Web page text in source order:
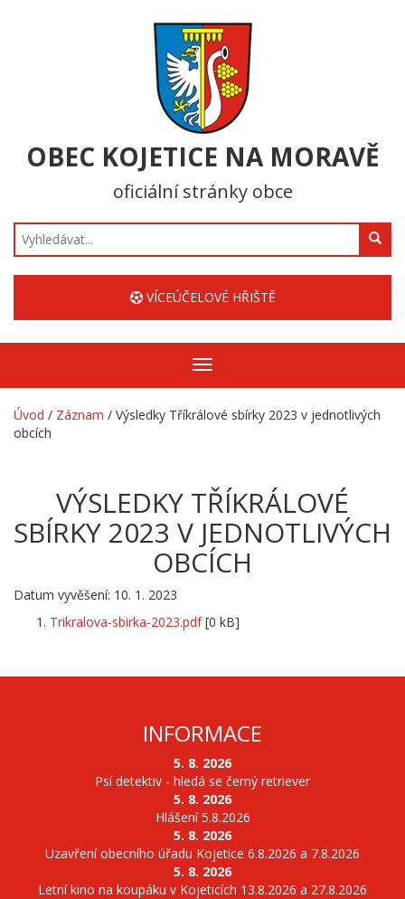
OBEC KOJETICE NA MORAVĚ
oficiální stránky obce
Hledat
VÍCEÚČELOVÉ HŘIŠTĚ
Zobrazit/skrýt
navigaci
Úvod / Záznam / Výsledky Tříkrálové sbírky 2023 v jednotlivých
obcích
VÝSLEDKY TŘÍKRÁLOVÉ
SBÍRKY 2023 V JEDNOTLIVÝCH
OBCÍCH
Datum vyvěšení: 10. 1. 2023
Trikralova-sbirka-2023.pdf[0 kB]
INFORMACE
5. 8. 2026
Psí detektiv - hledá se černý retriever
5. 8. 2026
Hlášení 5.8.2026
5. 8. 2026
Uzavření obecního úřadu Kojetice 6.8.2026 a 7.8.2026
5. 8. 2026
Letní kino na koupáku v Kojeticích 13.8.2026 a 27.8.2026